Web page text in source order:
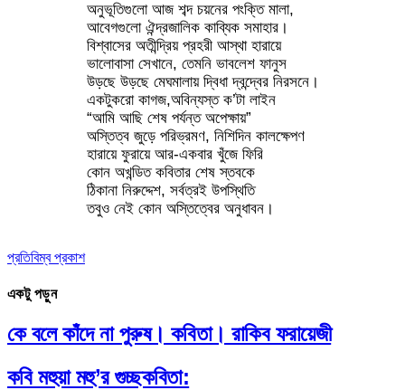
অনুভূতিগুলো আজ শব্দ চয়নের পংক্তি মালা,
আবেগগুলো ঐন্দ্রজালিক কাব্যিক সমাহার।
বিশ্বাসের অতীন্দ্রিয় প্রহরী আস্থা হারায়ে
ভালোবাসা সেখানে, তেমনি ভাবলেশ ফানুস
উড়ছে উড়ছে মেঘমালায় দ্বিধা দ্বন্দ্বের নিরসনে।
একটুকরো কাগজ,অবিন্যস্ত ক’টা লাইন
“আমি আছি শেষ পর্যন্ত অপেক্ষায়”
অস্তিত্ব জুড়ে পরিভ্রমণ, নিশিদিন কালক্ষেপণ
হারায়ে ফুরায়ে আর-একবার খুঁজে ফিরি
কোন অখন্ডিত কবিতার শেষ স্তবকে
ঠিকানা নিরুদ্দেশ, সর্বত্রই উপস্থিতি
তবুও নেই কোন অস্তিত্বের অনুধাবন।
প্রতিবিম্ব প্রকাশ
একটু পড়ুন
কে বলে কাঁদে না পুরুষ। কবিতা। রাকিব ফরায়েজী
কবি মহুয়া মহু’র গুচ্ছকবিতা: